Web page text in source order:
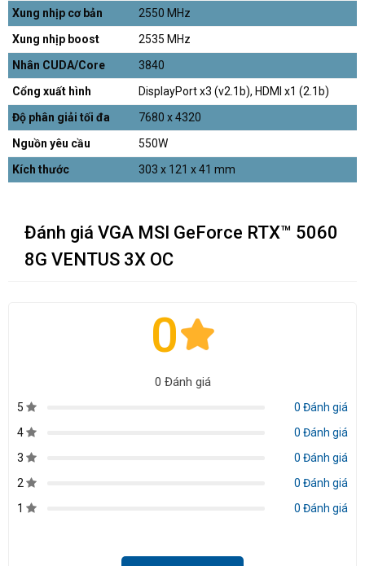
Xung nhịp cơ bản
2550 MHz
Xung nhịp boost
2535 MHz
Nhân CUDA/Core
3840
Cổng xuất hình
DisplayPort x3 (v2.1b), HDMI x1 (2.1b)
Độ phân giải tối đa
7680 x 4320
Nguồn yêu cầu
550W
Kích thước
303 x 121 x 41 mm
Đánh giá VGA MSI GeForce RTX™ 5060
8G VENTUS 3X OC
0
0 Đánh giá
5
0 Đánh giá
4
0 Đánh giá
3
0 Đánh giá
2
0 Đánh giá
1
0 Đánh giá